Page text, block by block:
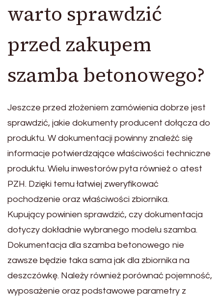
warto sprawdzić
przed zakupem
szamba betonowego?
Jeszcze przed złożeniem zamówienia dobrze jest
sprawdzić, jakie dokumenty producent dołącza do
produktu. W dokumentacji powinny znaleźć się
informacje potwierdzające właściwości techniczne
produktu. Wielu inwestorów pyta również o atest
PZH. Dzięki temu łatwiej zweryfikować
pochodzenie oraz właściwości zbiornika.
Kupujący powinien sprawdzić, czy dokumentacja
dotyczy dokładnie wybranego modelu szamba.
Dokumentacja dla szamba betonowego nie
zawsze będzie taka sama jak dla zbiornika na
deszczówkę. Należy również porównać pojemność,
wyposażenie oraz podstawowe parametry z